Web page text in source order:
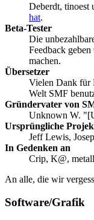
Deberdt, tinoest
hat.
Beta-Tester
Die
Feedback
machen.
Übersetzer
Vielen Dank für
Welt SMF
Gründervater von
Unknown W.
Ursprüngliche
Jeff Lewis,
In Gedenken an
Crip, K@,
An alle, die wir
Software/Grafik